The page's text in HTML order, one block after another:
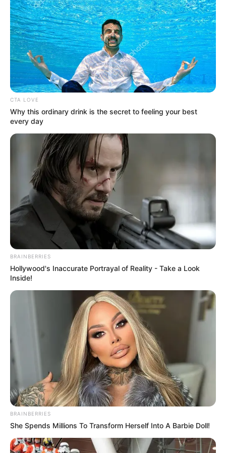
mencuri perhatian dan tampil di beberapa drama.
Ia muncul di dramaMissing: The Other Side 2pada tahun 2022,
dilanjutkan dengan drama tayangkan KBS2,Crazy Love. Ia
mendapatkan peran utama melalui drama Bad Prosecutor(2022).
Baca juga:Biodata, Profil, dan Fakta Jung Tae Woo
(foto: instagram/actor_hajun)
Biodata & Profil
CTA LOVE
Why this ordinary drink is the secret to feeling your best
every day
BRAINBERRIES
Hollywood's Inaccurate Portrayal of Reality - Take a Look
Inside!
BRAINBERRIES
She Spends Millions To Transform Herself Into A Barbie Doll!